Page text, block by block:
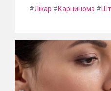
#Лікар #Карцинома #